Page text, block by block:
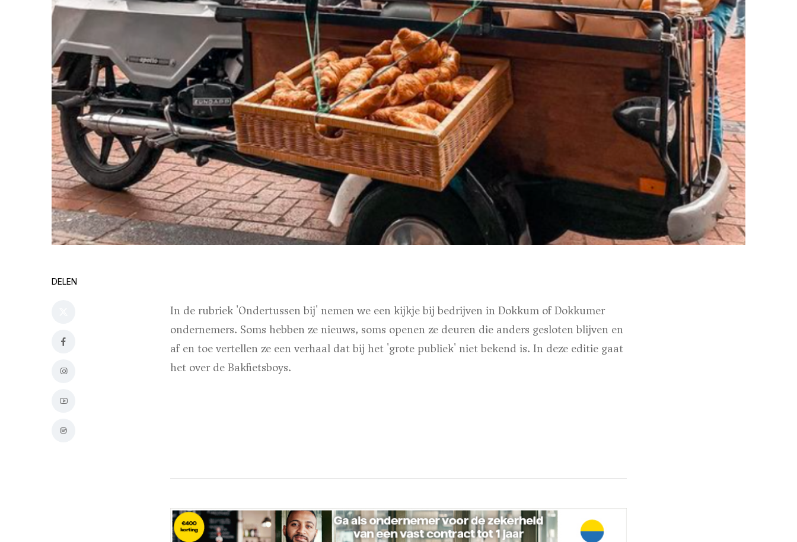
DELEN
In de rubriek 'Ondertussen bij' nemen we een kijkje bij bedrijven in Dokkum of Dokkumer
ondernemers. Soms hebben ze nieuws, soms openen ze deuren die anders gesloten blijven en
af en toe vertellen ze een verhaal dat bij het 'grote publiek' niet bekend is. In deze editie gaat
het over de Bakfietsboys.